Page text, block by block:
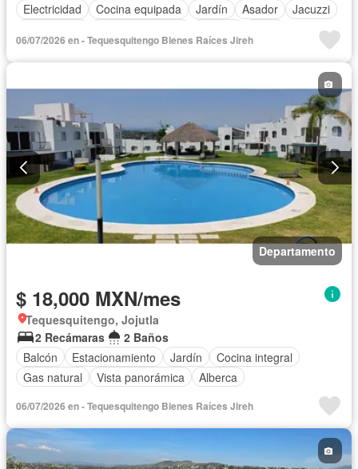
Electricidad
Cocina equipada Jardín Asador
Jacuzzi
06/07/2026 en - Tequesquitengo Bienes Raíces Jireh
Departamento
$ 18,000 MXN/mes
Tequesquitengo, Jojutla
2 Recámaras
2 Baños
Balcón
Estacionamiento Jardín
Cocina integral
Gas natural
Vista panorámica Alberca
06/07/2026 en - Tequesquitengo Bienes Raíces Jireh